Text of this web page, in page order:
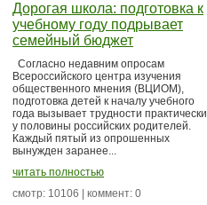
Дорогая школа: подготовка к
учебному году подрывает
семейный бюджет
Согласно недавним опросам
Всероссийского центра изучения
общественного мнения (ВЦИОМ),
подготовка детей к началу учебного
года вызывает трудности практически
у половины российских родителей.
Каждый пятый из опрошенных
вынужден заранее...
читать полностью
смотр: 10106 | коммент: 0